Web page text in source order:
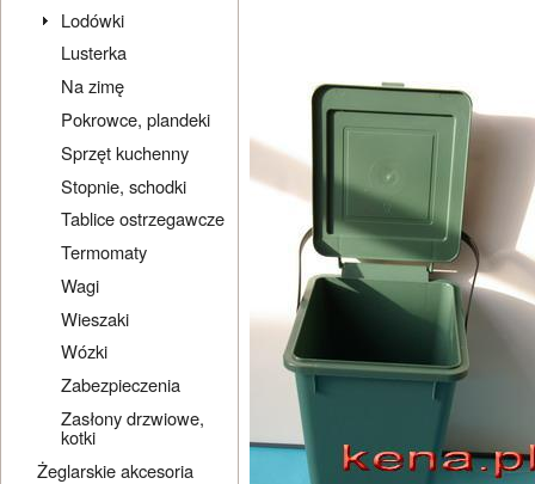
Lodówki
Lusterka
Na zimę
Pokrowce, plandeki
Sprzęt kuchenny
Stopnie, schodki
Tablice ostrzegawcze
Termomaty
Wagi
Wieszaki
Wózki
Zabezpieczenia
Zasłony drzwiowe,
kotki
Żeglarskie akcesoria